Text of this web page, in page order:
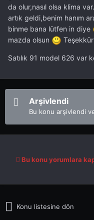
da olur,nasıl olsa klima
artık geldi,benim hanım
binme bana lütfen in diye
mazda olsun
Satılık 91 model 626 var
Arşivlendi
Bu konu arşivlendi
Bu konu yorumlara
Konu listesine dön